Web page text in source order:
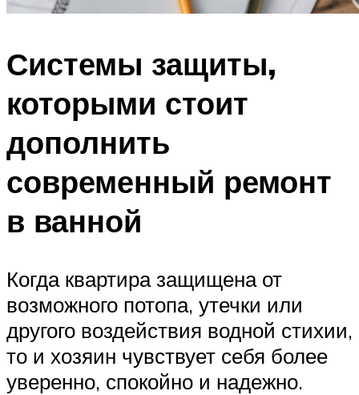
Системы защиты,
которыми стоит
дополнить
современный ремонт
в ванной
Когда квартира защищена от
возможного потопа, утечки или
другого воздействия водной стихии,
то и хозяин чувствует себя более
уверенно, спокойно и надежно.